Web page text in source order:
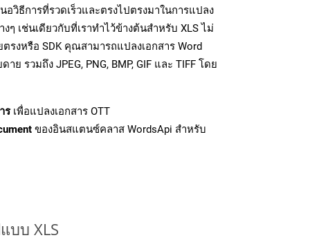
อวิธีการที่รวดเร็วและตรงไปตรงมาในการแปลง
ๆ เช่นเดียวกับที่เราทำไว้ข้างต้นสำหรับ XLS ไม่
ตรงหรือ SDK คุณสามารถแปลงเอกสาร Word
ย รวมถึง JPEG, PNG, BMP, GIF และ TIFF โดย
รเพื่อแปลงเอกสาร OTT
ของอินสแตนซ์คลาส WordsApi สำหรับ
บบ XLS